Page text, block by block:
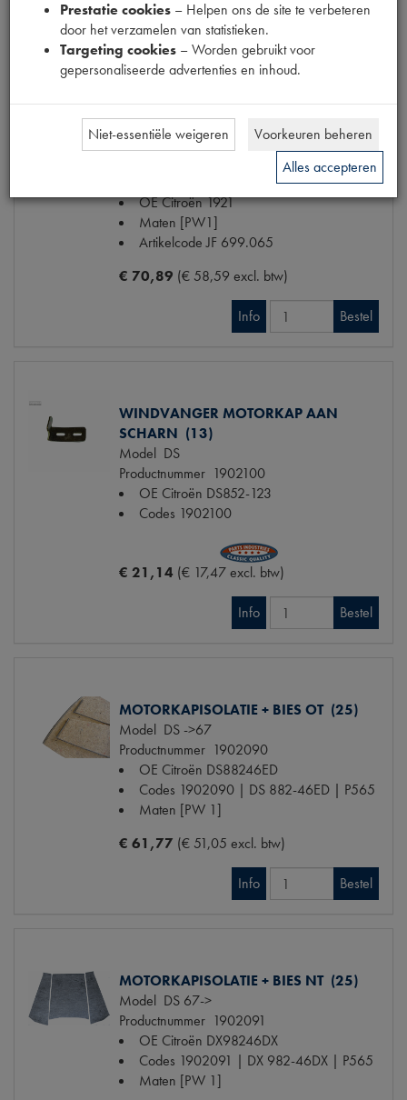
€ 427,21 (€ 353,07 excl. btw)
Info
MOTORKAP HANDGREEP BREED
OE Citroën1921
Maten [PW1]
Artikelcode JF 699.065
€ 70,89 (€ 58,59 excl. btw)
Info Bestel
WINDVANGER MOTORKAP AAN
SCHARN (13)
Model DS
Productnummer 1902100
OE Citroën DS852-123
Codes 1902100
€ 21,14 (€ 17,47 excl. btw)
Info Bestel
MOTORKAPISOLATIE + BIES OT (25)
Model DS ->67
Productnummer 1902090
OE Citroën DS88246ED
Codes 1902090 | DS 882-46ED | P565
Maten [PW 1]
€ 61,77 (€ 51,05 excl. btw)
Info Bestel
MOTORKAPISOLATIE + BIES NT (25)
Model DS 67->
Productnummer 1902091
OE Citroën DX98246DX
Codes 1902091 | DX 982-46DX | P565
Maten [PW 1]
Prestatie cookies – Helpen ons de site te verbeteren
door het verzamelen van statistieken.
Targeting cookies – Worden gebruikt voor
gepersonaliseerde advertenties en inhoud.
Niet-essentiële weigeren
Voorkeuren beheren
Alles accepteren